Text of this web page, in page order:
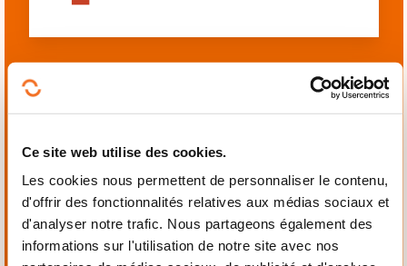
Ce site web utilise des cookies.
Les cookies nous permettent de personnaliser le contenu,
d'offrir des fonctionnalités relatives aux médias sociaux et
d'analyser notre trafic. Nous partageons également des
informations sur l'utilisation de notre site avec nos
Mécanique,